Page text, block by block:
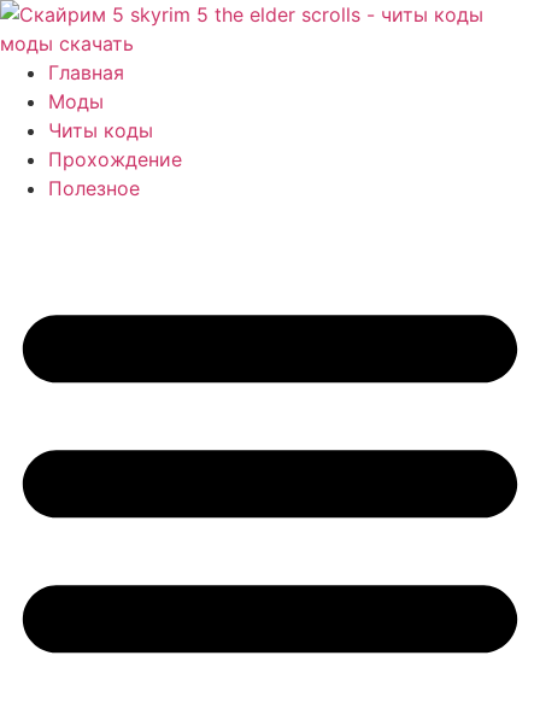
Перейти
к
содержимому
Главная
Моды
Читы коды
Прохождение
Полезное